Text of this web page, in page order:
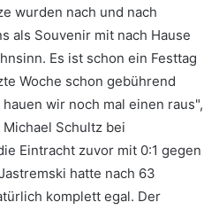
wurden nach und nach
als Souvenir mit nach Hause
Es ist schon ein Festtag
Woche schon gebührend
wir noch mal einen raus",
Schultz bei
Eintracht zuvor mit 0:1 gegen
hatte nach 63
komplett egal. Der